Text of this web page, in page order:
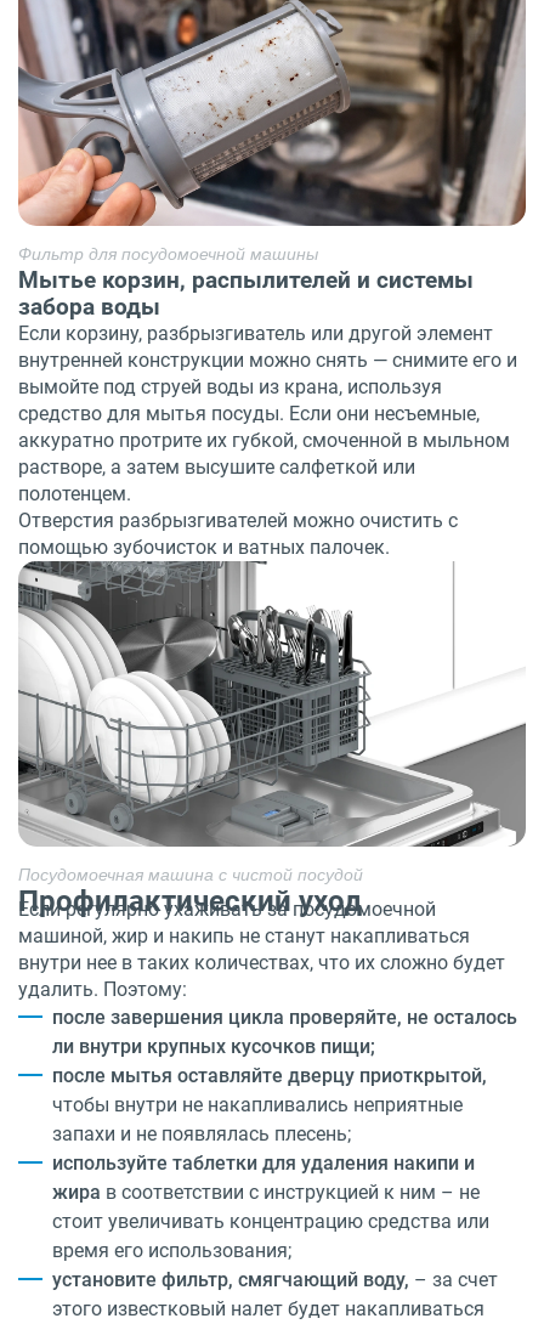
Фильтр для посудомоечной машины
Мытье корзин, распылителей и системы
забора воды
Если корзину, разбрызгиватель или другой элемент
внутренней конструкции можно снять — снимите его и
вымойте под струей воды из крана, используя
средство для мытья посуды. Если они несъемные,
аккуратно протрите их губкой, смоченной в мыльном
растворе, а затем высушите салфеткой или
полотенцем.
Отверстия разбрызгивателей можно очистить с
помощью зубочисток и ватных палочек.
Посудомоечная машина с чистой посудой
Профилактический уход
Если регулярно ухаживать за посудомоечной
машиной, жир и накипь не станут накапливаться
внутри нее в таких количествах, что их сложно будет
удалить. Поэтому:
после завершения цикла проверяйте, не осталось
ли внутри крупных кусочков пищи;
после мытья оставляйте дверцу приоткрытой,
чтобы внутри не накапливались неприятные
запахи и не появлялась плесень;
используйте таблетки для удаления накипи и
жира в соответствии с инструкцией к ним – не
стоит увеличивать концентрацию средства или
время его использования;
установите фильтр, смягчающий воду, – за счет
этого известковый налет будет накапливаться